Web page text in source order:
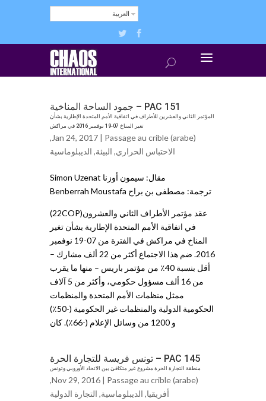
العربية
PAC 151 – جمود الساحة المناخية
المؤتمر الثاني والعشرين للأطراف في اتفاقية الأمم المتحدة الإطارية بشأن
تغير المناخ 07-19 نوفمبر 2016 في مراكش
Jan 24, 2017 | Passage au crible (arabe)
,
الاحتباس الحراري, البيئة, الديبلوماسية
مقال: سيمون أوزنا Simon Uzenat
ترجمة: مصطفى بن براح Benberrah Moustafa
عقد مؤتمر الأطراف الثاني والعشرون(22COP)
في اتفاقية الأمم المتحدة الإطارية بشأن تغير
المناخ في مراكش في الفترة من 07-19 نوفمبر
2016. ضم هذا الاجتماع أكثر من 22 ألف مشارك –
أقل بنسبة 40٪ من مؤتمر باريس – منها ما يقرب
من 16 ألف مسؤول حكومي، وأكثر من 5 آلاف
ممثل منظمات الأمم المتحدة والمنظمات
الحكومية الدولية والمنظمات غير الحكومية (-50٪)
و 1200 من وسائل الإعلام (-66٪). كان
PAC 145 – تونس فريسة للتجارة الحرة
منطقة التجارة الحرة مشروع غير متكافئ بين الاتحاد الأوروبي وتونس
Nov 29, 2016 | Passage au crible (arabe)
,
أفريقيا, الديبلوماسية, ﺍلتجاﺭة الدولية